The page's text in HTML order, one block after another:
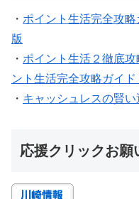
・ ポイント生活完全攻
版
・ ポイント生活２徹底
ント生活完全攻略ガイド
・ キャッシュレスの賢
応援クリックお願